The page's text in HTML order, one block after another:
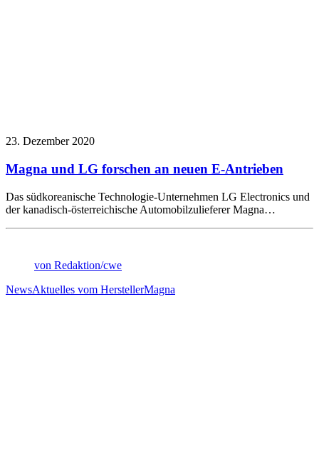
23. Dezember 2020
Magna und LG forschen an neuen E-Antrieben
Das südkoreanische Technologie-Unternehmen LG Electronics und
der kanadisch-österreichische Automobilzulieferer Magna…
von Redaktion/cwe
NewsAktuelles vom HerstellerMagna